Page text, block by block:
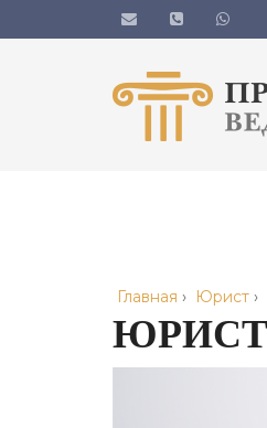
Главная › Юрист ›
ЮРИСТ